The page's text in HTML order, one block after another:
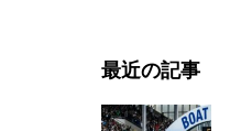
最近の記事